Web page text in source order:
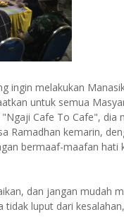
ingin melakukan
untuk semua
Cafe To Cafe", dia
Ramadhan kemarin,
bermaaf-maafan hati
dan jangan mudah
luput dari